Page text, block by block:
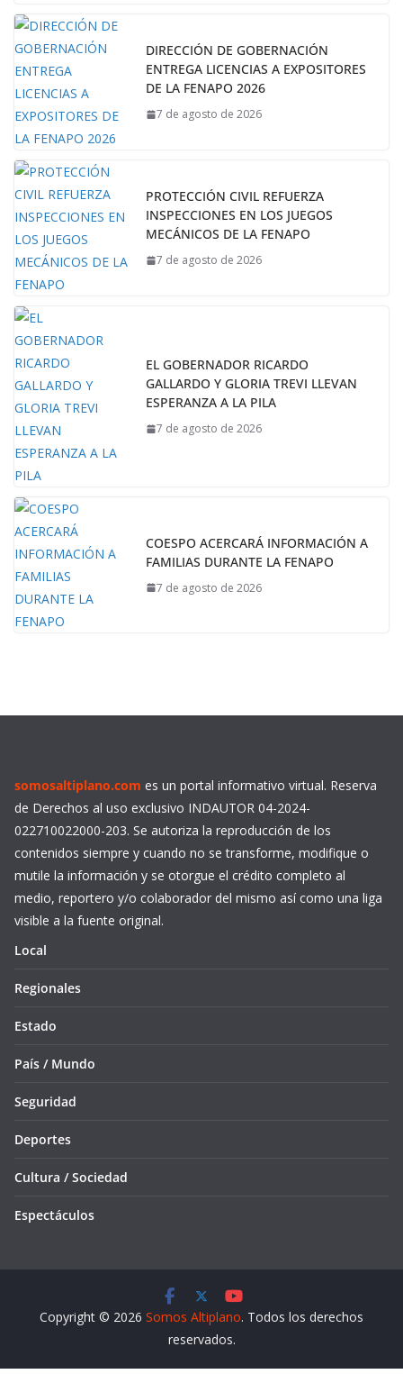
DIRECCIÓN DE GOBERNACIÓN
ENTREGA LICENCIAS A EXPOSITORES
DE LA FENAPO 2026
7 de agosto de 2026
PROTECCIÓN CIVIL REFUERZA
INSPECCIONES EN LOS JUEGOS
MECÁNICOS DE LA FENAPO
7 de agosto de 2026
EL GOBERNADOR RICARDO
GALLARDO Y GLORIA TREVI LLEVAN
ESPERANZA A LA PILA
7 de agosto de 2026
COESPO ACERCARÁ INFORMACIÓN A
FAMILIAS DURANTE LA FENAPO
7 de agosto de 2026
somosaltiplano.com es un portal informativo virtual. Reserva
de Derechos al uso exclusivo INDAUTOR 04-2024-
022710022000-203. Se autoriza la reproducción de los
contenidos siempre y cuando no se transforme, modifique o
mutile la información y se otorgue el crédito completo al
medio, reportero y/o colaborador del mismo así como una liga
visible a la fuente original.
Local
Regionales
Estado
País / Mundo
Seguridad
Deportes
Cultura / Sociedad
Espectáculos
Copyright © 2026 Somos Altiplano. Todos los derechos
reservados.